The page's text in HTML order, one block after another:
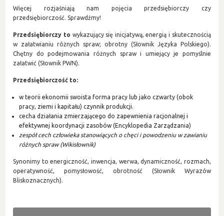
Więcej rozjaśniają nam pojęcia przedsiębiorczy czy
przedsiębiorczość. Sprawdźmy!
Przedsiębiorczy to wykazujący się inicjatywą, energią i skutecznością
w załatwianiu różnych spraw; obrotny (Słownik Języka Polskiego).
Chętny do podejmowania różnych spraw i umiejący je pomyślnie
załatwić (Słownik PWN).
Przedsiębiorczość to:
w teorii ekonomii swoista forma pracy lub jako czwarty (obok
pracy, ziemi i kapitału) czynnik produkcji.
cecha działania zmierzającego do zapewnienia racjonalnej i
efektywnej koordynacji zasobów (Encyklopedia Zarządzania)
zespół cech człowieka stanowiących o chęci i powodzeniu w zawianiu
różnych spraw (Wikisłownik)
Synonimy to energiczność, inwencja, werwa, dynamiczność, rozmach,
operatywność, pomysłowość, obrotność (Słownik Wyrazów
Bliskoznacznych).